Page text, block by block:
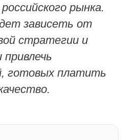
рынка.
зависеть от
стратегии и
готовых платить